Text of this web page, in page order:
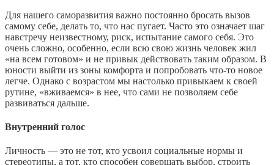
Для нашего саморазвития важно постоянно бросать вызов
самому себе, делать то, что нас пугает. Часто это означает шаг
навстречу неизвестному, риск, испытание самого себя. Это
очень сложно, особенно, если всю свою жизнь человек жил
«на всем готовом» и не привык действовать таким образом. В
юности выйти из зоны комфорта и попробовать что-то новое
легче. Однако с возрастом мы настолько привыкаем к своей
рутине, «вживаемся» в нее, что сами не позволяем себе
развиваться дальше.
Внутренний голос
Личность — это не тот, кто усвоил социальные нормы и
стереотипы, а тот, кто способен совершать выбор, строить